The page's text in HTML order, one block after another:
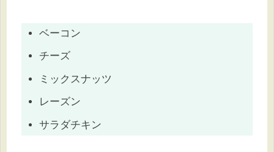
ベーコン
チーズ
ミックスナッツ
レーズン
サラダチキン